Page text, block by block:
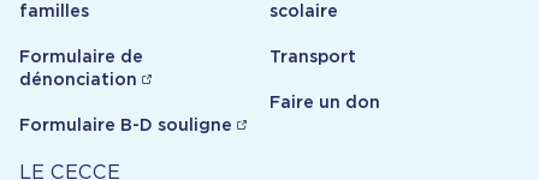
familles
Formulaire de
dénonciation
Formulaire B-D souligne
scolaire
Transport
Faire un don
LE CECCE